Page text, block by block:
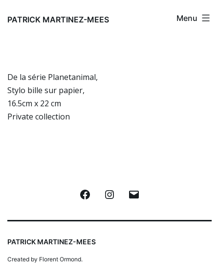
auPATRICK MARTINEZ-MEES Menu
De la série Planetanimal,
Stylo bille sur papier,
16.5cm x 22 cm
Private collection
FacebookInstagram
PATRICK MARTINEZ-MEES
Created by Florent Ormond.